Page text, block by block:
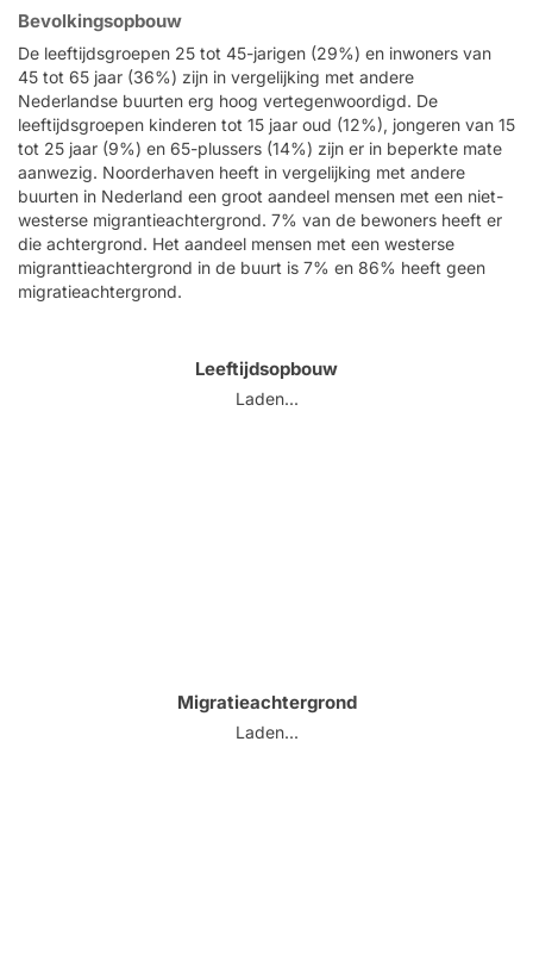
Bevolkingsopbouw
De leeftijdsgroepen 25 tot 45-jarigen (29%) en inwoners van
45 tot 65 jaar (36%) zijn in vergelijking met andere
Nederlandse buurten erg hoog vertegenwoordigd. De
leeftijdsgroepen kinderen tot 15 jaar oud (12%), jongeren van 15
tot 25 jaar (9%) en 65-plussers (14%) zijn er in beperkte mate
aanwezig. Noorderhaven heeft in vergelijking met andere
buurten in Nederland een groot aandeel mensen met een niet-
westerse migrantieachtergrond. 7% van de bewoners heeft er
die achtergrond. Het aandeel mensen met een westerse
migranttieachtergrond in de buurt is 7% en 86% heeft geen
migratieachtergrond.
Leeftijdsopbouw
Laden...
Migratieachtergrond
Laden...